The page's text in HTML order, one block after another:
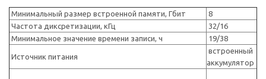
Минимальный размер встроенной памяти, Гбит
8
Частота диксретизации, кГц
32/16
Минимальное значение времени записи, ч
19/38
Источник питания
встроенный
аккумулятор